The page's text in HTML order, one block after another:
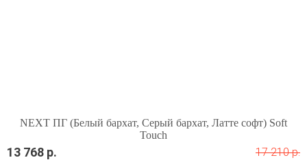
NEXT ПГ (Белый бархат, Серый бархат, Латте софт) Soft
Touch
13 768 р.
17 210 р.